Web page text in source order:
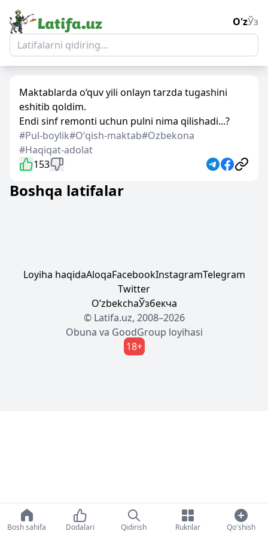
O'zЎз
Maktablarda o‘quv yili onlayn tarzda tugashini
eshitib qoldim.
Endi sinf remonti uchun pulni nima qilishadi...?
#Pul-boylik#Oʻqish-maktab#Ozbekona
#Haqiqat-adolat
153
Boshqa latifalar
Loyiha haqidaAloqaFacebookInstagramTelegram
Twitter
OʼzbekchaЎзбекча
© Latifa.uz, 2008–2026
Obuna va GoodGroup loyihasi
18+
Bosh sahifa Dodalari Qidirish Ruknlar Qo'shish